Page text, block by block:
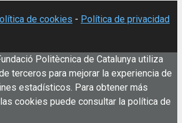
de cookies - Política de privacidad
Politècnica de Catalunya utiliza
terceros para mejorar la experiencia de
estadísticos. Para obtener más
cookies puede consultar la política de